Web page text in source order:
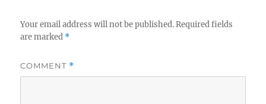
Your email address will not be published. Required fields
are marked *
COMMENT *